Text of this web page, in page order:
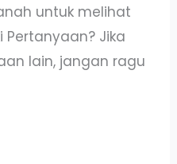
untuk melihat
Jika
lain, jangan ragu